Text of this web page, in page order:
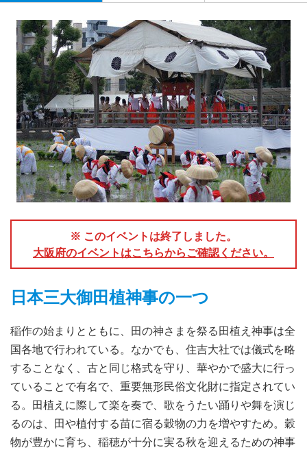
※ このイベントは終了しました。
大阪府のイベントはこちらからご確認ください。
日本三大御田植神事の一つ
稲作の始まりとともに、田の神さまを祭る田植え神事は全
国各地で行われている。なかでも、住吉大社では儀式を略
することなく、古と同じ格式を守り、華やかで盛大に行っ
ていることで有名で、重要無形民俗文化財に指定されてい
る。田植えに際して楽を奏で、歌をうたい踊りや舞を演じ
るのは、田や植付する苗に宿る穀物の力を増やすため。穀
物が豊かに育ち、稲穂が十分に実る秋を迎えるための神事